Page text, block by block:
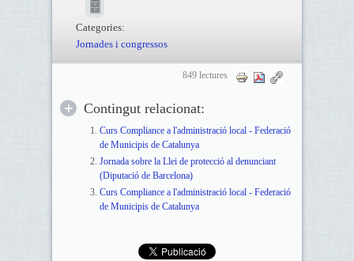
Categories:
Jornades i congressos
849 lectures
Contingut relacionat:
Curs Compliance a l'administració local - Federació
de Municipis de Catalunya
Jornada sobre la Llei de protecció al denunciant
(Diputació de Barcelona)
Curs Compliance a l'administració local - Federació
de Municipis de Catalunya